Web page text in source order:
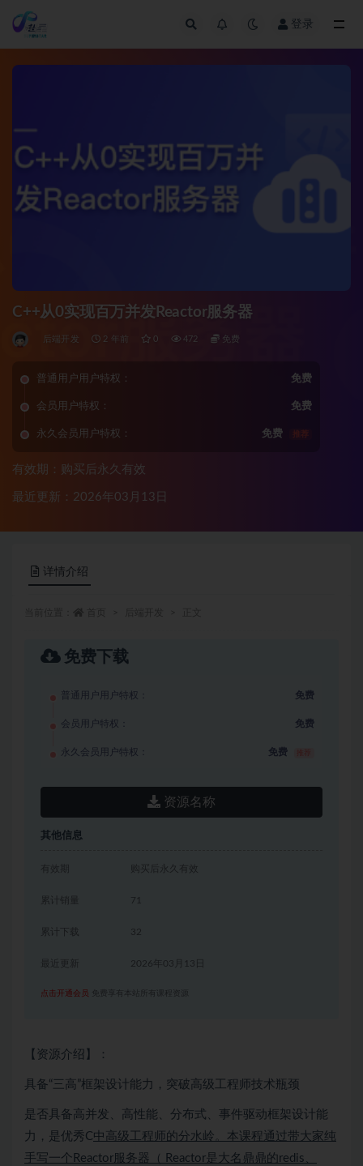
登录
C++从0实现百万并发Reactor服务器
后端开发 2 年前 0 472 免费
普通用户用户特权： 免费
会员用户特权： 免费
永久会员用户特权： 免费 推荐
有效期：购买后永久有效
最近更新：2026年03月13日
详情介绍
免费下载
普通用户用户特权： 免费
会员用户特权： 免费
永久会员用户特权： 免费
资源名称
其他信息
有效期 购买后永久有效
累计销量 71
累计下载 32
2026年03月13日
点击开通会员 免费享有本站所有课程资源
【资源介绍】：
具备“三高”框架设计能力，突破高级工程师技术瓶颈
是否具备高并发 、高性能、 分布式 、事件驱动框架设计能
力，是优秀C中高级工程师的分水岭。本课程通过带大家纯
手写一个Reactor服务器（ Reactor是大名鼎鼎的redis、